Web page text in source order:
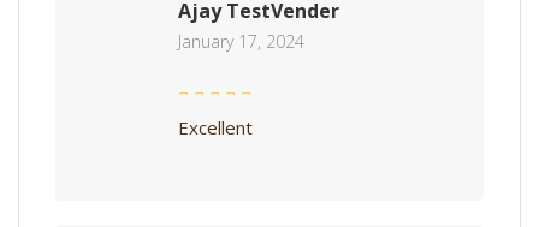
Ajay TestVender
January 17, 2024
Excellent